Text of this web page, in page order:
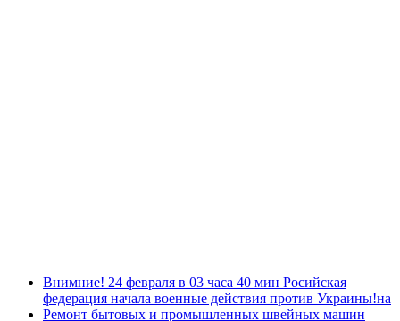
Внимние! 24 февраля в 03 часа 40 мин Росийская
федерация начала военные действия против Украины!на
Ремонт бытовых и промышленных швейных машин